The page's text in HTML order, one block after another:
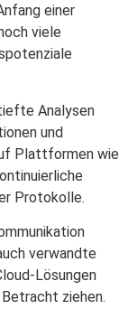
einer
viele
Analysen
und
Plattformen wie
Protokolle.
verwandte
Lösungen
ziehen.